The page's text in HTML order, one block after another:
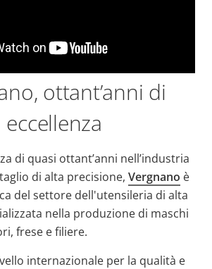
ottant’anni di
eccellenza
di quasi ottant’anni nell’industria
di alta precisione, Vergnano è
del settore dell'utensileria di alta
nella produzione di maschi
frese e filiere.
internazionale per la qualità e